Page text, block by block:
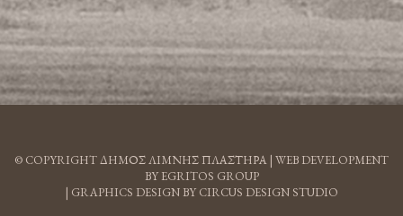
© COPYRIGHT ΔΗΜΟΣ ΛΙΜΝΗΣ ΠΛΑΣΤΗΡΑ | WEB DEVELOPMENT
BY EGRITOS GROUP
| GRAPHICS DESIGN BY CIRCUS DESIGN STUDIO